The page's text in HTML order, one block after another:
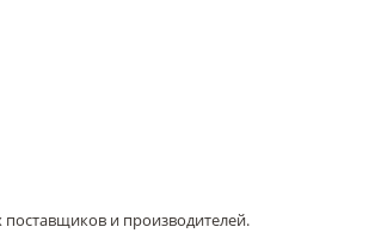
и производителей.